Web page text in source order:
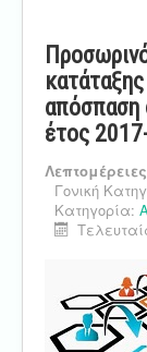
απόσπαση
έτος
Λεπτομέρειες
Γονική
Κατηγορία: